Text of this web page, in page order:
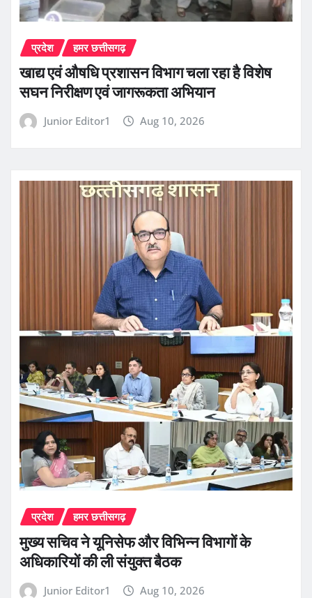
प्रदेश हमर छत्तीसगढ़
खाद्य एवं औषधि प्रशासन विभाग चला रहा है विशेष
सघन निरीक्षण एवं जागरूकता अभियान
Junior Editor1 Aug 10, 2026
प्रदेश हमर छत्तीसगढ़
मुख्य सचिव ने यूनिसेफ और विभिन्न विभागों के
अधिकारियों की ली संयुक्त बैठक
Junior Editor1 Aug 10, 2026